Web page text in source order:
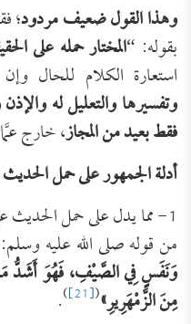
وهذا القول ضعيف مردود
بقوله: “المختار حمله على
استعارة الكلام للحال
وتفسيرها والتعليل له
فقط بعيد من المجاز، خارج
أدلة الجمهور على حمل الحديث
1- مما يدل على حمل
من قوله صلى الله عليه
وَنَفَسٍ فِي الصَّيْفِ، فَهُوَ أَشَدُّ
مِنَ الزَّمْهَرِيرِ»(
[21]
)
.